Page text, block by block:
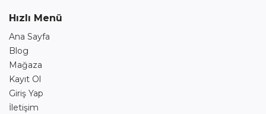
Hızlı Menü
Ana Sayfa
Blog
Mağaza
Kayıt Ol
Giriş Yap
İletişim